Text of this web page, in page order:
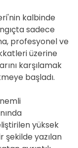
kalbinde
sadece
profesyonel ve
üzerine
karşılamak
başladı.
yüksek
şekilde yazılan